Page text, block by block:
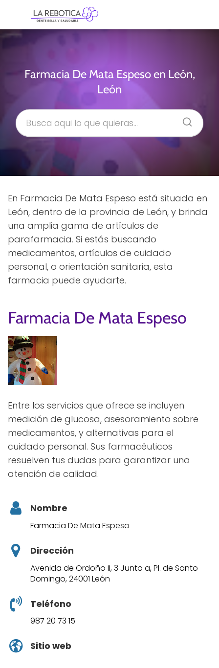
Farmacia De Mata Espeso en León,
León
En Farmacia De Mata Espeso está situada en
León, dentro de la provincia de León, y brinda
una amplia gama de artículos de
parafarmacia. Si estás buscando
medicamentos, artículos de cuidado
personal, o orientación sanitaria, esta
farmacia puede ayudarte.
Farmacia De Mata Espeso
Entre los servicios que ofrece se incluyen
medición de glucosa, asesoramiento sobre
medicamentos, y alternativas para el
cuidado personal. Sus farmacéuticos
resuelven tus dudas para garantizar una
atención de calidad.
Nombre
Farmacia De Mata Espeso
Dirección
Avenida de Ordoño II, 3 Junto a, Pl. de Santo
Domingo, 24001 León
Teléfono
987 20 73 15
Sitio web